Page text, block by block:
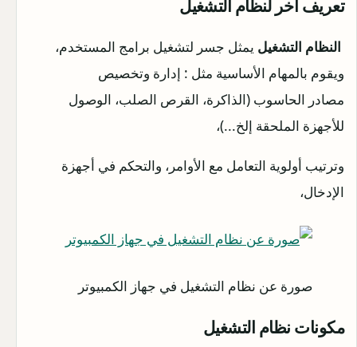
تعريف آخر لنظام التشغيل
النظام التشغيل يمثل جسر لتشغيل برامج المستخدم،
ويقوم بالمهام الأساسية مثل : إدارة وتخصيص
مصادر الحاسوب (الذاكرة، القرص الصلب، الوصول
للأجهزة الملحقة إلخ...)،
وترتيب أولوية التعامل مع الأوامر، والتحكم في أجهزة
الإدخال،
صورة عن نظام التشغيل في جهاز الكمبيوتر
مكونات نظام التشغيل